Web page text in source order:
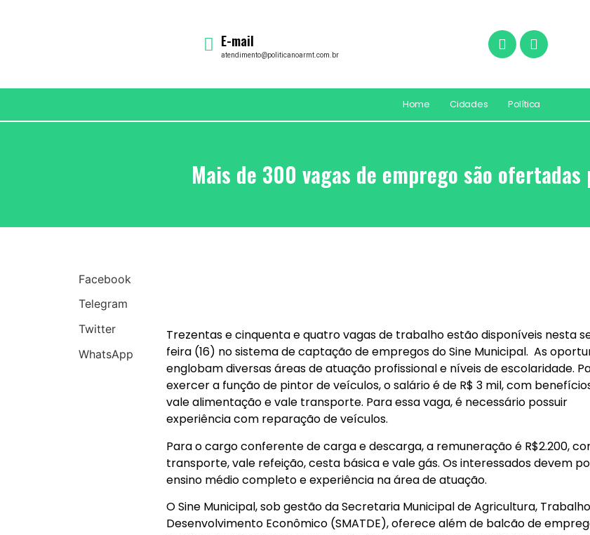
E-mail
atendimento@politicanoarmt.com.br
Home Cidades Política
Mais de 300 vagas de emprego são
Facebook
Telegram
Twitter
WhatsApp
Trezentas e cinquenta e quatro vagas de trabalho estão disponíveis nesta
feira (16) no sistema de captação de empregos do Sine Municipal. As
englobam diversas áreas de atuação profissional e níveis de escolaridade.
exercer a função de pintor de veículos, o salário é de R$ 3 mil, com
vale alimentação e vale transporte. Para essa vaga, é necessário possuir
experiência com reparação de veículos.
Para o cargo conferente de carga e descarga, a remuneração é R$2.200,
transporte, vale refeição, cesta básica e vale gás. Os interessados devem
ensino médio completo e experiência na área de atuação.
O Sine Municipal, sob gestão da Secretaria Municipal de Agricultura,
Desenvolvimento Econômico (SMATDE), oferece além de balcão de